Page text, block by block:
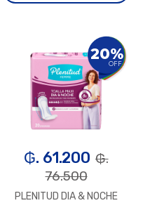
20%
OFF
₲. 61.200 ₲.
76.500
PLENITUD DIA & NOCHE